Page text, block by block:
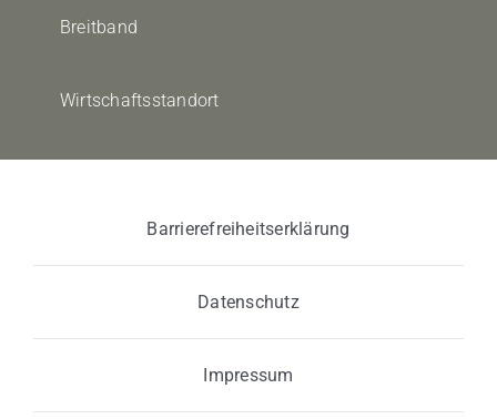
Breitband
Wirtschaftsstandort
Barrierefreiheitserklärung
Datenschutz
Impressum